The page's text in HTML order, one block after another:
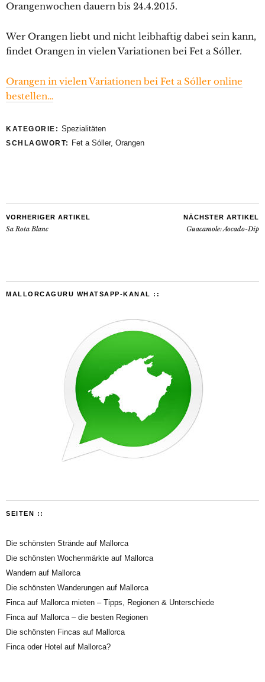
Orangenwochen dauern bis 24.4.2015.
Wer Orangen liebt und nicht leibhaftig dabei sein kann,
findet Orangen in vielen Variationen bei Fet a Sóller.
Orangen in vielen Variationen bei Fet a Sóller online
bestellen…
KATEGORIE: Spezialitäten
SCHLAGWORT: Fet a Sóller, Orangen
VORHERIGER ARTIKEL
Sa Rota Blanc
NÄCHSTER ARTIKEL
Guacamole: Aocado-Dip
MALLORCAGURU WHATSAPP-KANAL ::
SEITEN ::
Die schönsten Strände auf Mallorca
Die schönsten Wochenmärkte auf Mallorca
Wandern auf Mallorca
Die schönsten Wanderungen auf Mallorca
Finca auf Mallorca mieten – Tipps, Regionen & Unterschiede
Finca auf Mallorca – die besten Regionen
Die schönsten Fincas auf Mallorca
Finca oder Hotel auf Mallorca?